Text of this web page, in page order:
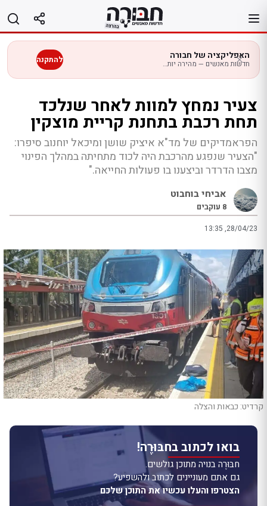
לתוכן
האפליקציה של חבורה
חדשות מאנשים — מהירה יותר בנייד להתקנה
צעיר נמחץ למוות לאחר שנלכד
תחת רכבת בתחנת קריית מוצקין
הפראמדיקים של מד"א איציק שושן ומיכאל יוחנוב סיפרו:
"הצעיר שנפגע מהרכבת היה לכוד מתחיתה במהלך הפינוי
מצבו הדרדר וביצענו בו פעולות החייאה."
אביחי בוחבוט
8 עוקבים
13:35 ,28/04/23
קרדיט: כבאות והצלה
בואו לכתוב בחבּוּרֶה!
חבּוּרֶה בנויה מתוכן גולשים.
גם אתם מעוניינים לכתוב ולהשפיע?
הצטרפו והעלו עכשיו את התוכן שלכם